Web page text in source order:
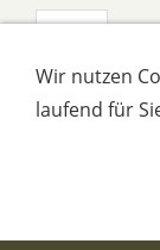
Dieses
Wir nutzen
laufend für